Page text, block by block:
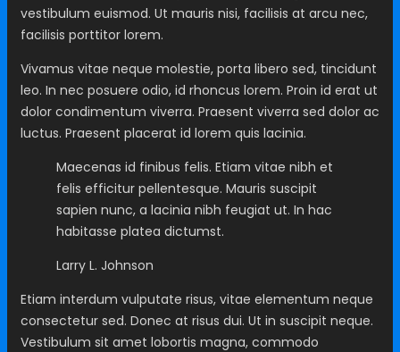
vestibulum euismod. Ut mauris nisi, facilisis at arcu nec,
facilisis porttitor lorem.
Vivamus vitae neque molestie, porta libero sed, tincidunt
leo. In nec posuere odio, id rhoncus lorem. Proin id erat ut
dolor condimentum viverra. Praesent viverra sed dolor ac
luctus. Praesent placerat id lorem quis lacinia.
Maecenas id finibus felis. Etiam vitae nibh et
felis efficitur pellentesque. Mauris suscipit
sapien nunc, a lacinia nibh feugiat ut. In hac
habitasse platea dictumst.
Larry L. Johnson
Etiam interdum vulputate risus, vitae elementum neque
consectetur sed. Donec at risus dui. Ut in suscipit neque.
Vestibulum sit amet lobortis magna, commodo